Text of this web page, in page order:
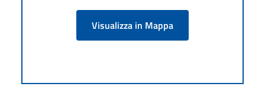
Visualizza in Mappa